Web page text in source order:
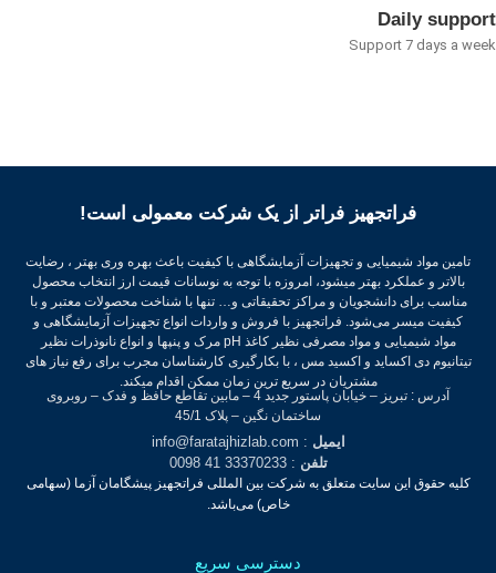
Daily
Support 7 days a
فراتجهیز فراتر از یک شرکت معمولی است!
تامین مواد شیمیایی و تجهیزات آزمایشگاهی با کیفیت باعث بهره وری بهتر ، رضایت
بالاتر و عملکرد بهتر میشود، امروزه با توجه به نوسانات قیمت ارز انتخاب محصول
مناسب برای دانشجویان و مراکز تحقیقاتی و… تنها با شناخت محصولات معتبر و با
کیفیت میسر می‌شود.فراتجهیز با فروش و واردات انواع تجهیزات آزمایشگاهی و
مواد شیمیایی و مواد مصرفی نظیر کاغذ pH مرک و پنپها و انواع نانوذرات نظیر
تیتانیوم دی اکساید و اکسید مس ، با بکارگیری کارشناسان مجرب برای رفع نیاز های
مشتریان در سریع ترین زمان ممکن اقدام میکند.
آدرس : تبریز – خیابان پاستور جدید 4 – مابین تقاطع حافظ و فدک – روبروی
ساختمان نگین – پلاک 45/1
ایمیل: info@faratajhizlab.com
تلفن: 33370233 41 0098
کلیه حقوق این سایت متعلق به شرکت بین المللی فراتجهیز پیشگامان آزما (سهامی
خاص) می‌باشد.
دسترسی سریع